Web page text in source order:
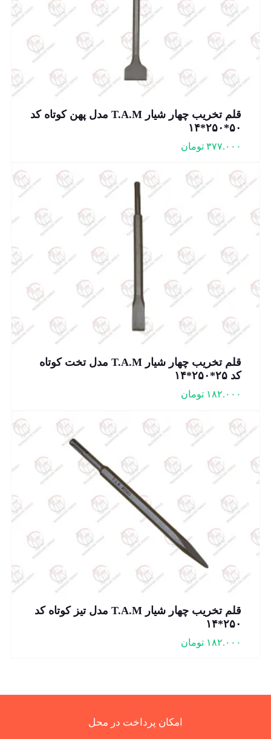
قلم تخریب چهار شیار T.A.M مدل پهن کوتاه کد
۵۰*۲۵۰*۱۴
۳۷۷.۰۰۰ تومان
قلم تخریب چهار شیار T.A.M مدل تخت کوتاه
کد ۲۵*۲۵۰*۱۴
۱۸۲.۰۰۰ تومان
قلم تخریب چهار شیار T.A.M مدل تیز کوتاه کد
۲۵۰*۱۴
۱۸۲.۰۰۰ تومان
امکان پرداخت در محل